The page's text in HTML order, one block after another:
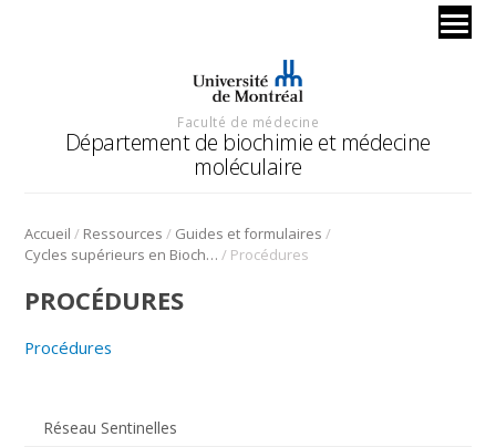
Faculté de médecine
Département de biochimie et médecine
moléculaire
Accueil / Ressources / Guides et formulaires /
Cycles supérieurs en Biochimie / Procédures
Réseau Sentinelles
PROCÉDURES
Procédures